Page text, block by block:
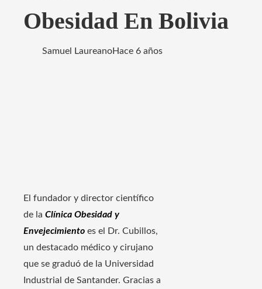
Obesidad En Bolivia
Samuel LaureanoHace 6 años
El fundador y director científico
de la Clínica Obesidad y
Envejecimiento es el Dr. Cubillos,
un destacado médico y cirujano
que se graduó de la Universidad
Industrial de Santander. Gracias a